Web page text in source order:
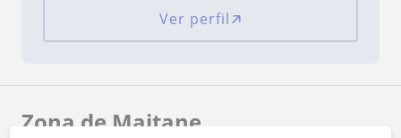
Ver perfil
Zona de Maitane